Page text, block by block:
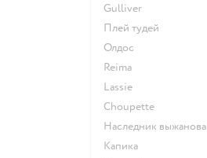
Gulliver
Плей тудей
Олдос
Reima
Lassie
Choupette
Наследник выжанова
Капика